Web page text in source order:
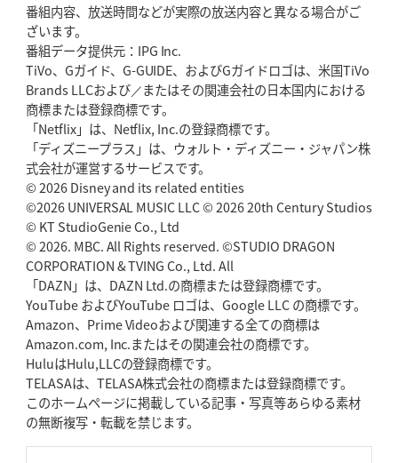
番組内容、放送時間などが実際の放送内容と異なる場合がご
ざいます。
番組データ提供元：IPG Inc.
TiVo、Gガイド、G-GUIDE、およびGガイドロゴは、米国TiVo
Brands LLCおよび／またはその関連会社の日本国内における
商標または登録商標です。
「Netflix」は、Netflix, Inc.の登録商標です。
「ディズニープラス」は、ウォルト・ディズニー・ジャパン株
式会社が運営するサービスです。
© 2026 Disney and its related entities
©2026 UNIVERSAL MUSIC LLC © 2026 20th Century Studios
© KT StudioGenie Co., Ltd
© 2026. MBC. All Rights reserved. ©STUDIO DRAGON
CORPORATION & TVING Co., Ltd. All
「DAZN」は、DAZN Ltd.の商標または登録商標です。
YouTube およびYouTube ロゴは、Google LLC の商標です。
Amazon、Prime Videoおよび関連する全ての商標は
Amazon.com, Inc.またはその関連会社の商標です。
HuluはHulu,LLCの登録商標です。
TELASAは、TELASA株式会社の商標または登録商標です。
このホームページに掲載している記事・写真等あらゆる素材
の無断複写・転載を禁じます。